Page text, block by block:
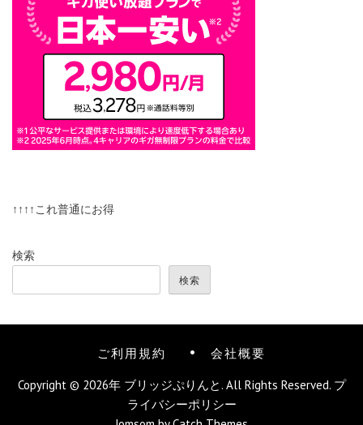
↑↑↑↑これ普通にお得
検索
検索
ご利用規約 会社概要
Copyright © 2026年 ブリッジぷりんと. All Rights Reserved. プ
ライバシーポリシー